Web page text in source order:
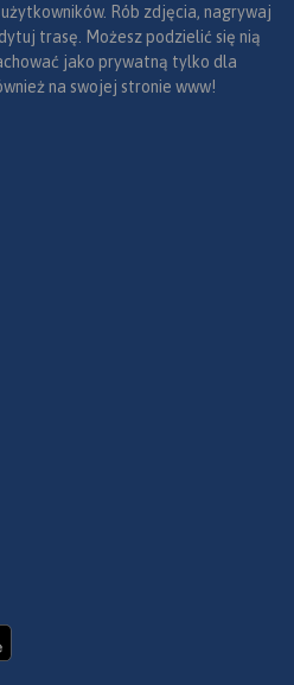
Rób zdjęcia, nagrywaj
trasę. Możesz podzielić się nią
jako prywatną tylko dla
na swojej stronie www!